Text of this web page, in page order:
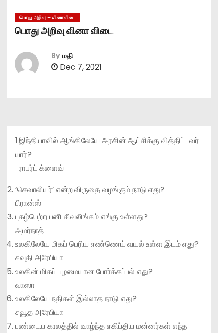
பொது அறிவு – வினாவிடை
பொது அறிவு வினா விடை
By மதி
Dec 7, 2021
1.இந்தியாவில் ஆங்கிலேயே அரசின் ஆட்சிக்கு வித்திட்டவர்
யார்?
ராபர்ட் க்ளைவ்
‘செவாலியர்’ என்ற விருதை வழங்கும் நாடு எது?
பிரான்ஸ்
புகழ்பெற்ற பனி சிவலிங்கம் எங்கு உள்ளது?
அமர்நாத்
உலகிலேயே மிகப் பெரிய எண்ணெய் வயல் உள்ள இடம் எது?
சவுதி அரேபியா
உலகின் மிகப் பழமையான போர்க்கப்பல் எது?
வாஸா
உலகிலேயே நதிகள் இல்லாத நாடு எது?
சவூத அரேபியா
பண்டைய காலத்தில் வாழ்ந்த எகிப்திய மன்னர்கள் எந்த